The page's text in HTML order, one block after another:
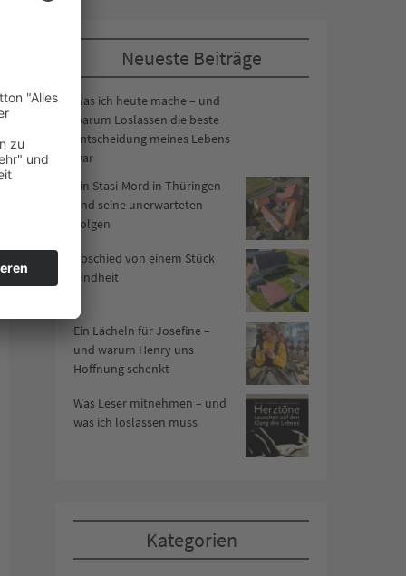
Neueste Beiträge
Was ich heute mache – und
warum Loslassen die beste
Entscheidung meines Lebens
war
Ein Stasi-Mord in Thüringen
und seine unerwarteten
Folgen
Abschied von einem Stück
Kindheit
Ein Lächeln für Josefine –
und warum Henry uns
Hoffnung schenkt
Was Leser mitnehmen – und
was ich loslassen muss
Kategorien